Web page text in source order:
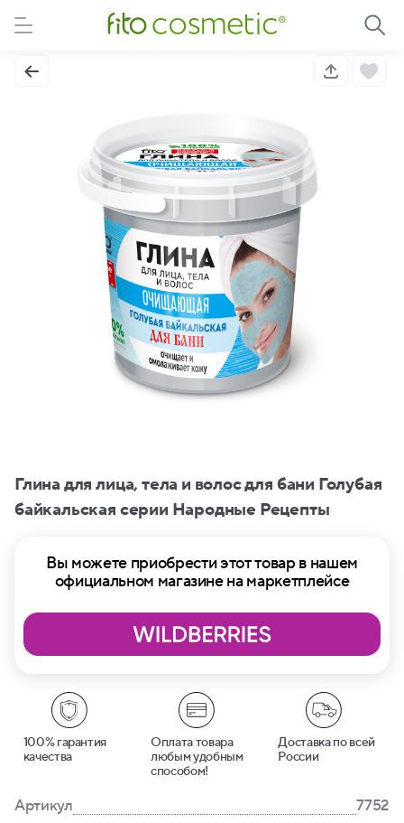
Глина для лица, тела и волос для бани Голубая
байкальская серии Народные Рецепты
Вы можете приобрести этот товар в нашем
официальном магазине на маркетплейсе
100% гарантия
качества
Оплата товара
любым удобным
способом!
Доставка по всей
России
Артикул
7752